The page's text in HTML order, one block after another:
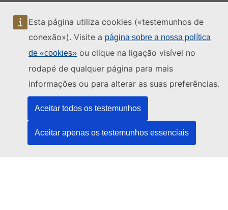
Esta página utiliza cookies («testemunhos de
conexão»). Visite a página sobre a nossa política
de «cookies» ou clique na ligação visível no
rodapé de qualquer página para mais
informações ou para alterar as suas preferências.
Aceitar todos os testemunhos
Aceitar apenas os testemunhos essenciais
Contacto